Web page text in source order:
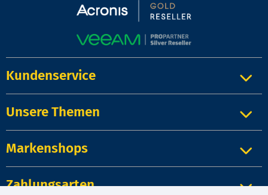
Kundenservice
Unsere Themen
Markenshops
Zahlungsarten